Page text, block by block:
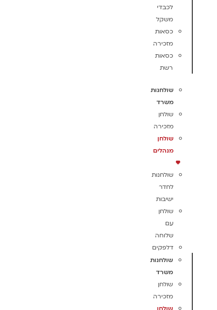
לכבדי
משקל
כסאות
מזכירה
כסאות
רשת
שולחנות
משרד
שולחן
מזכירה
שולחן
מנהלים
שולחנות
לחדר
ישיבות
שולחן
עם
שלוחה
דלפקים
שולחנות
משרד
שולחן
מזכירה